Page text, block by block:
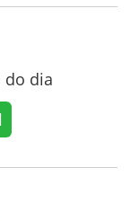
do dia